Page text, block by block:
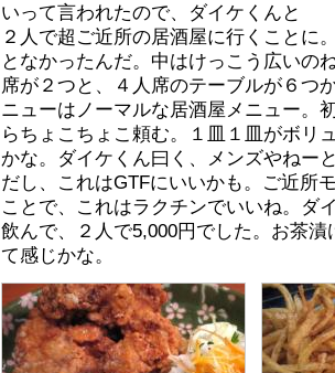
いって言われたので、ダイケくんと
２人で超ご近所の居酒屋に行くことに
となかったんだ。中はけっこう広いの
席が２つと、４人席のテーブルが６つ
ニューはノーマルな居酒屋メニュー。
らちょこちょこ頼む。１皿１皿がボリ
かな。ダイケくん曰く、メンズやねー
だし、これはGTFにいいかも。ご近所
ことで、これはラクチンでいいね。ダ
飲んで、２人で5,000円でした。お茶
て感じかな。